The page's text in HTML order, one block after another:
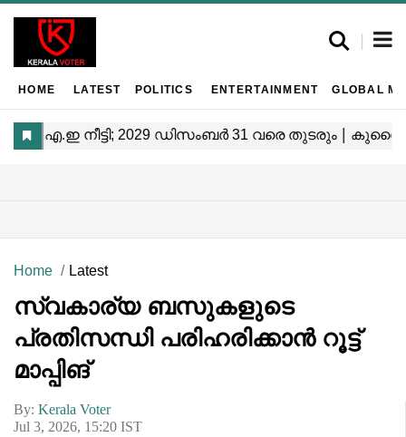
HOME LATEST POLITICS ENTERTAINMENT GLOBAL
Home Latest
സ്വകാര്യ ബസുകളുടെ
പ്രതിസന്ധി പരിഹരിക്കാൻ റൂട്ട്
മാപ്പിങ്
By: Kerala Voter
Jul 3, 2026, 15:20 IST